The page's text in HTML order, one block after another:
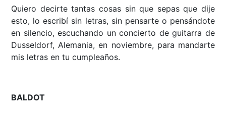
Quiero decirte tantas cosas sin que sepas que dije
esto, lo escribí sin letras, sin pensarte o pensándote
en silencio, escuchando un concierto de guitarra de
Dusseldorf, Alemania, en noviembre, para mandarte
mis letras en tu cumpleaños.
BALDOT